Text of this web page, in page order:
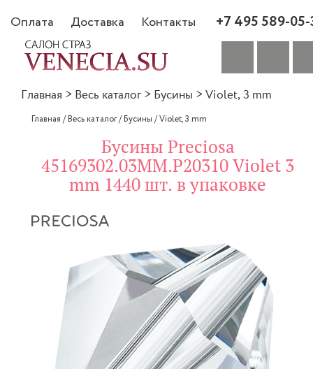
Оплата Доставка Контакты +7 495 589-
Главная > Весь каталог > Бусины > Violet, 3 mm
Главная /Весь каталог/Бусины /Violet, 3 mm
Бусины Preciosa
45169302.03MM.P20310 Violet 3
mm 1440 шт. в упаковке